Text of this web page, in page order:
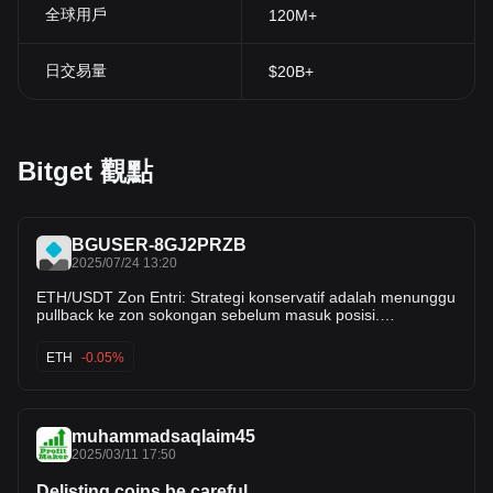
此外，安全問題和區塊鏈技術的最新發展則會直接影響投資者的信心
加密貨幣分析，能讓潛在投資人深入了解代幣的未來表現。隨著加密
對投資或交易Katana Inu
KATA？您可以在Bitget
全球用戶 120M+
日交易量 $20B+
Bitget 觀點
BGUSER-8GJ2PRZB
2025/07/24 13:20
ETH/USDT Zon Entri: Strategi konservatif adalah menunggu
pullback ke zon sokongan sebelum masuk posisi.
berhampiran kawasan EMA20/50 dan sokongan segitiga.
Cari tanda lantunan (contoh candle reversal bullish atau RSI
harga menutup dengan meyakinkan di atas rintangan
segitiga – disertai volum tinggi sebagai pengesahan
ETH -0.05%
muhammadsaqlaim45
2025/03/11 17:50